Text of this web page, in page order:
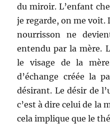
du miroir. L’enfant
je regarde, on me voit.
nourrisson ne
entendu par la mère.
le visage de la
d’échange créée la
désirant. Le désir de
c’est à dire celui de la
cela implique que le